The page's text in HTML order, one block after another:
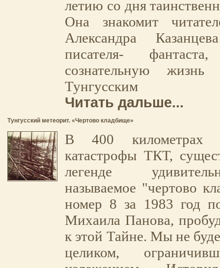
летию со дня
Она знакомит
Александра
писателя-
сознательную жизнь
Тунгусским
Читать дальше...
Тунгусский метеорит. «Чертово кладбище»
В 400 километрах
катастрофы ТКТ,
легенде
называемое "чертово
номер 8 за 1983 год
Михаила Панова,
к этой Тайне. Мы не
целиком,